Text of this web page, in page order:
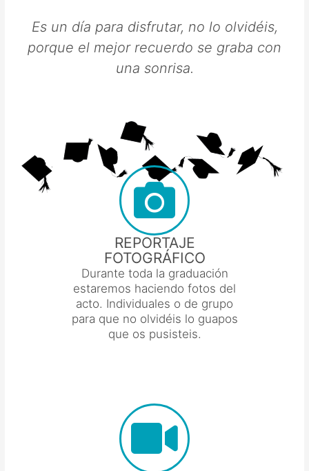
Es un día para disfrutar, no lo olvidéis,
porque el mejor recuerdo se graba con
una sonrisa.
REPORTAJE
FOTOGRÁFICO
Durante toda la graduación
estaremos haciendo fotos del
acto. Individuales o de grupo
para que no olvidéis lo guapos
que os pusisteis.